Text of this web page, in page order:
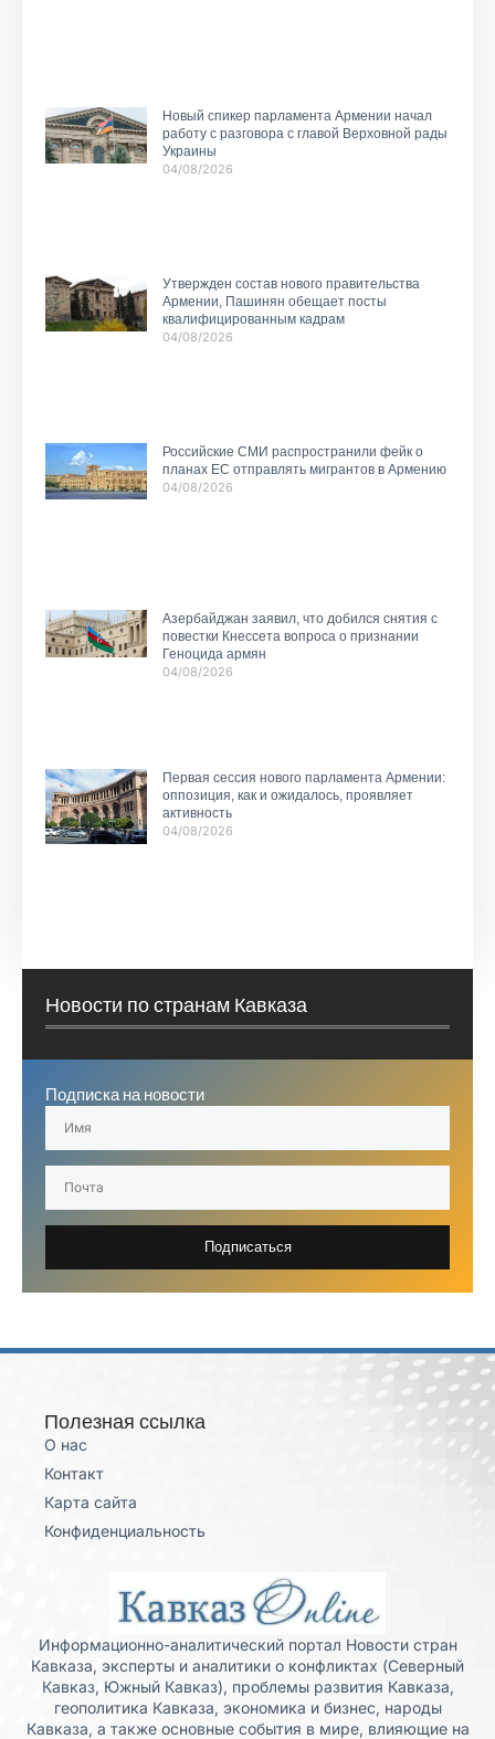
Новый спикер парламента Армении начал
работу с разговора с главой Верховной рады
Украины
04/08/2026
Утвержден состав нового правительства
Армении, Пашинян обещает посты
квалифицированным кадрам
04/08/2026
Российские СМИ распространили фейк о
планах ЕС отправлять мигрантов в Армению
04/08/2026
Азербайджан заявил, что добился снятия с
повестки Кнессета вопроса о признании
Геноцида армян
04/08/2026
Первая сессия нового парламента Армении:
оппозиция, как и ожидалось, проявляет
активность
04/08/2026
Новости по странам Кавказа
Подписка на новости
Подписаться
Полезная ссылка
О нас
Контакт
Карта сайта
Конфиденциальность
Информационно-аналитический портал Новости стран
Кавказа, эксперты и аналитики о конфликтах (Северный
Кавказ, Южный Кавказ), проблемы развития Кавказа,
геополитика Кавказа, экономика и бизнес, народы
Кавказа, а также основные события в мире, влияющие на